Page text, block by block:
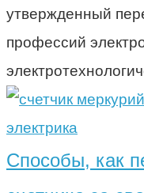
утвержденный
профессий
электрика
Способы, как